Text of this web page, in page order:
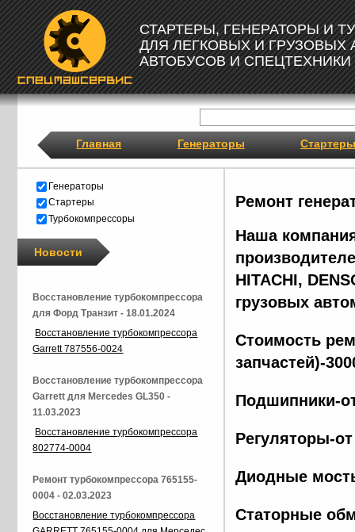
СТАРТЕРЫ, ГЕНЕРАТОРЫ И
ДЛЯ ЛЕГКОВЫХ И ГРУЗОВЫХ
АВТОБУСОВ И СПЕЦТЕХНИКИ
Главная Генераторы Стартеры
Ремонт
Наша
HITACHI,
грузовых
Стоимость
запчастей)-
Подшипники-
Регуляторы-
Диодные
Статорные
Генераторы
Стартеры
Турбокомпрессоры
Новости
Восстановление турбокомпрессора
для Форд Транзит - 18.01.2024
Восстановление турбокомпрессора
Garrett 787556-0024
Восстановление турбокомпрессора
Garrett для Mercedes GL350 -
11.03.2023
Восстановление турбокомпрессора
802774-0004
Ремонт турбокомпрессора 765155-
0004 - 02.03.2023
Восстановление турбокомпрессора